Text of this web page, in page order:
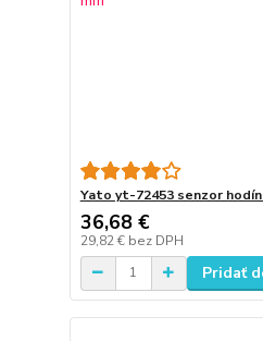
Yato yt-72453 senzor
36,68 €
29,82 € bez DPH
Pridať